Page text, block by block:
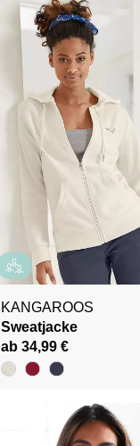
KANGAROOS
Sweatjacke
ab 34,99 €